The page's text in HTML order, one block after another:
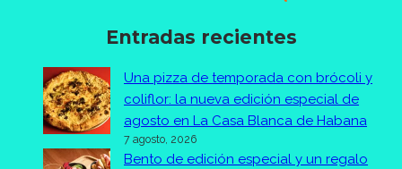
Entradas recientes
Una pizza de temporada con brócoli y
coliflor: la nueva edición especial de
agosto en La Casa Blanca de Habana
7 agosto, 2026
Bento de edición especial y un regalo